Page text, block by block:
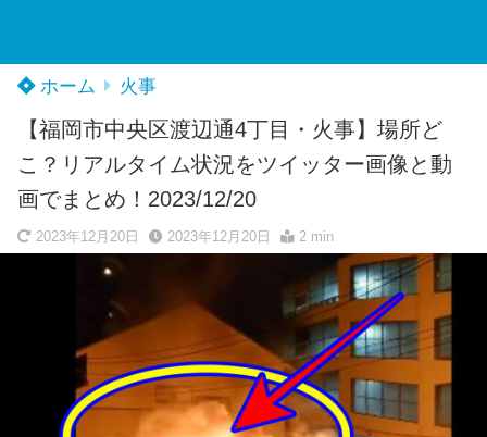
ホーム 火事
【福岡市中央区渡辺通4丁目・火事】場所ど
こ？リアルタイム状況をツイッター画像と動
画でまとめ！2023/12/20
2023年12月20日 2023年12月20日 2 min